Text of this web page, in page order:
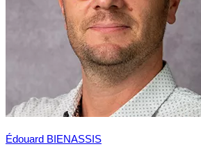
Édouard BIENASSIS